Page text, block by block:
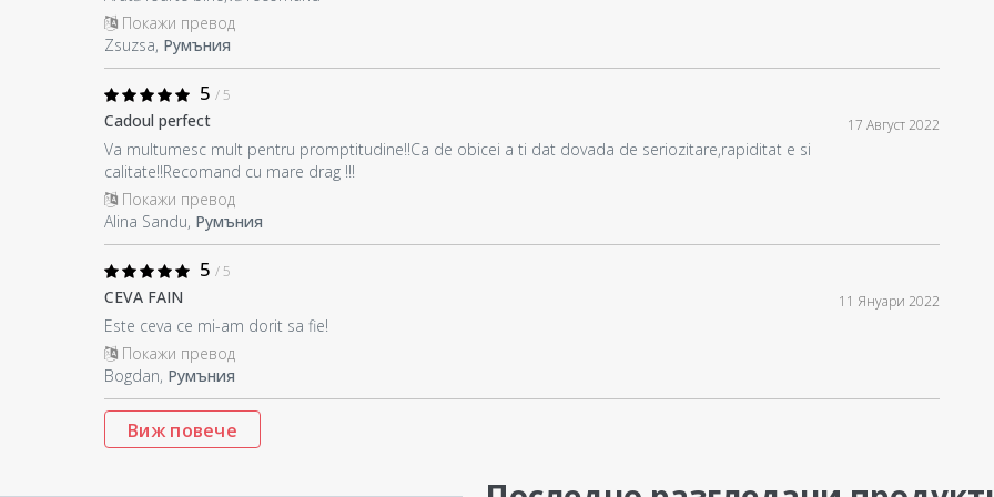
Покажи превод
Zsuzsa, Румъния
5 / 5
Cadoul perfect 17 Август 2022
Va multumesc mult pentru promptitudine!!Ca de obicei a ti dat dovada de seriozitare,rapiditat e si
calitate!!Recomand cu mare drag !!!
Покажи превод
Alina Sandu, Румъния
5 / 5
CEVA FAIN 11 Януари 2022
Este ceva ce mi-am dorit sa fie!
Покажи превод
Bogdan, Румъния
Виж повече